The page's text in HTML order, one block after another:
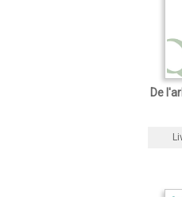
De